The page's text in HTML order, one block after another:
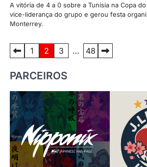
A vitória de 4 a 0 sobre a Tunísia na Copa
vice-liderança do grupo e gerou festa
Monterrey.
Paginação
posts
1 2 3 … 48
PARCEIROS